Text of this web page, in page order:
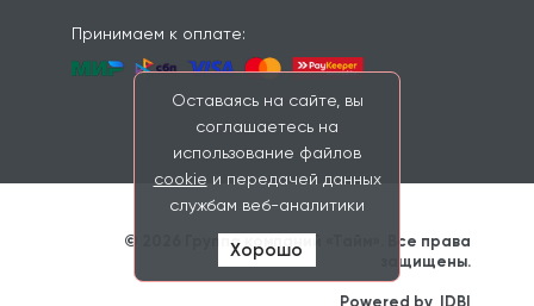
Принимаем к оплате:
© 2026 Группа компаний «Тайм». Все права
защищены.
                    Powered by
IDBI
Оставаясь на сайте, вы
соглашаетесь на
использование файлов
cookie и передачей данных
службам веб-аналитики
Хорошо